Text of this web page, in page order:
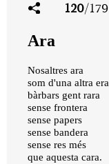
120/179
Ara
Nosaltres ara
som d'una altra era
bàrbars gent rara
sense frontera
sense papers
sense bandera
sense res més
que aquesta cara.